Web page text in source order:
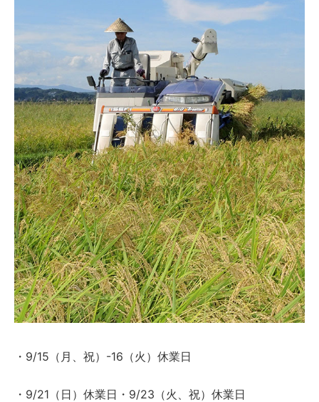
・9/15（月、祝）-16（火）休業日
・9/21（日）休業日・9/23（火、祝）休業日